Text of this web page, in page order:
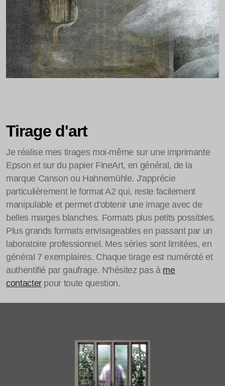
Tirage d'art
Je réalise mes tirages moi-même sur une imprimante
Epson et sur du papier FineArt, en général, de la
marque Canson ou Hahnemühle. J'apprécie
particulièrement le format A2 qui, reste facilement
manipulable et permet d'obtenir une image avec de
belles marges blanches. Formats plus petits possibles.
Plus grands formats envisageables en passant par un
laboratoire professionnel. Mes séries sont limitées, en
général 7 exemplaires. Chaque tirage est numéroté et
authentifié par gaufrage. N'hésitez pas à me
contacterpour toute question.